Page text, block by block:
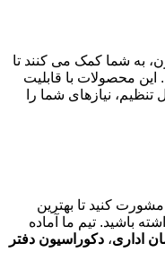
به شما کمک می کنند تا
محصولات با قابلیت
نیازهای شما را
کنید تا بهترین
باشید. تیم ما آماده
اداری، دکوراسیون دفتر